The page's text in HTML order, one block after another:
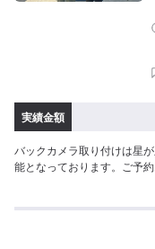
実績金額
バックカメラ取り付けは星
能となっております。ご予